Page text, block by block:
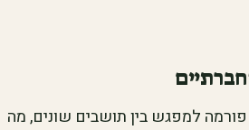
למפגש בין תושבים שונים, מה